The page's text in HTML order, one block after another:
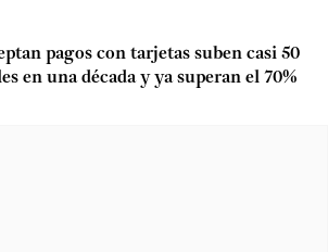
pagos con tarjetas suben casi 50
en una década y ya superan el 70%